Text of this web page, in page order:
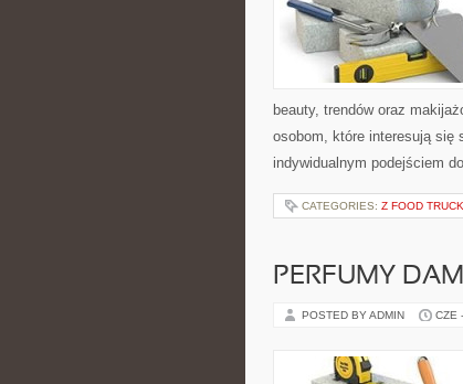
beauty, trendów oraz
osobom, które interesują się
indywidualnym podejściem
CATEGORIES: Z FOOD
PERFUMY
POSTED BY ADMIN CZE